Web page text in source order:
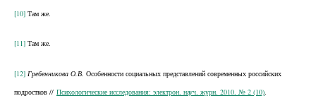
[10] Там же.
[11] Там же.
[12] Гребенникова О.В. Особенности социальных представлений современных российских
подростков // Психологические исследования: электрон. науч. журн. 2010. № 2 (10).